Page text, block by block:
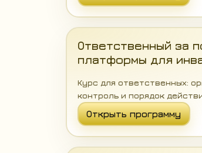
Ответственный за
платформы для
Курс для ответственных:
контроль и порядок
Открыть программу